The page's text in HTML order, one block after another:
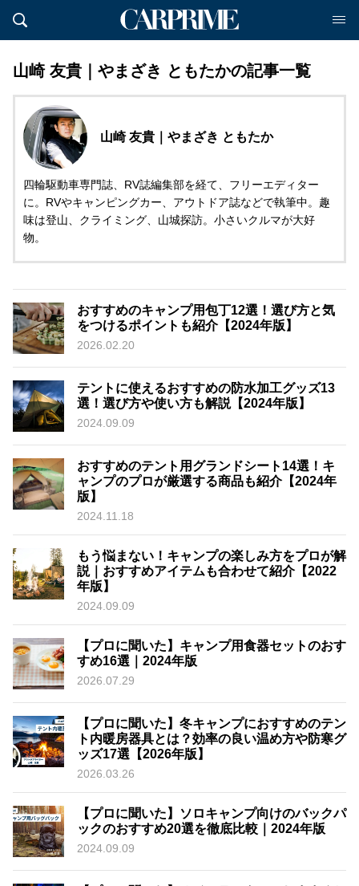
山崎 友貴｜やまざき ともたかの記事一覧
山崎 友貴｜やまざき ともたか
四輪駆動車専門誌、RV誌編集部を経て、フリーエディター
に。RVやキャンピングカー、アウトドア誌などで執筆中。趣
味は登山、クライミング、山城探訪。小さいクルマが大好
物。
おすすめのキャンプ用包丁12選！選び方と気
をつけるポイントも紹介【2024年版】
2026.02.20
テントに使えるおすすめの防水加工グッズ13
選！選び方や使い方も解説【2024年版】
2024.09.09
おすすめのテント用グランドシート14選！キ
ャンプのプロが厳選する商品も紹介【2024年
版】
2024.11.18
もう悩まない！キャンプの楽しみ方をプロが解
説｜おすすめアイテムも合わせて紹介【2022
年版】
2024.09.09
【プロに聞いた】キャンプ用食器セットのおす
すめ16選｜2024年版
2026.07.29
【プロに聞いた】冬キャンプにおすすめのテン
ト内暖房器具とは？効率の良い温め方や防寒グ
ッズ17選【2026年版】
2026.03.26
【プロに聞いた】ソロキャンプ向けのバックパ
ックのおすすめ20選を徹底比較｜2024年版
2024.09.09